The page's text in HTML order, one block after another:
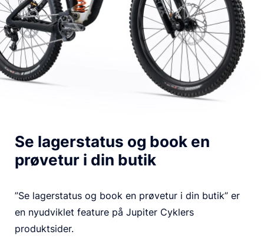
Se lagerstatus og book en
prøvetur i din butik
”Se lagerstatus og book en prøvetur i din butik” er
en nyudviklet feature på Jupiter Cyklers
produktsider.